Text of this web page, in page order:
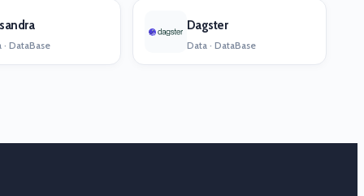
· DataBase
Dagster
Data · DataBase